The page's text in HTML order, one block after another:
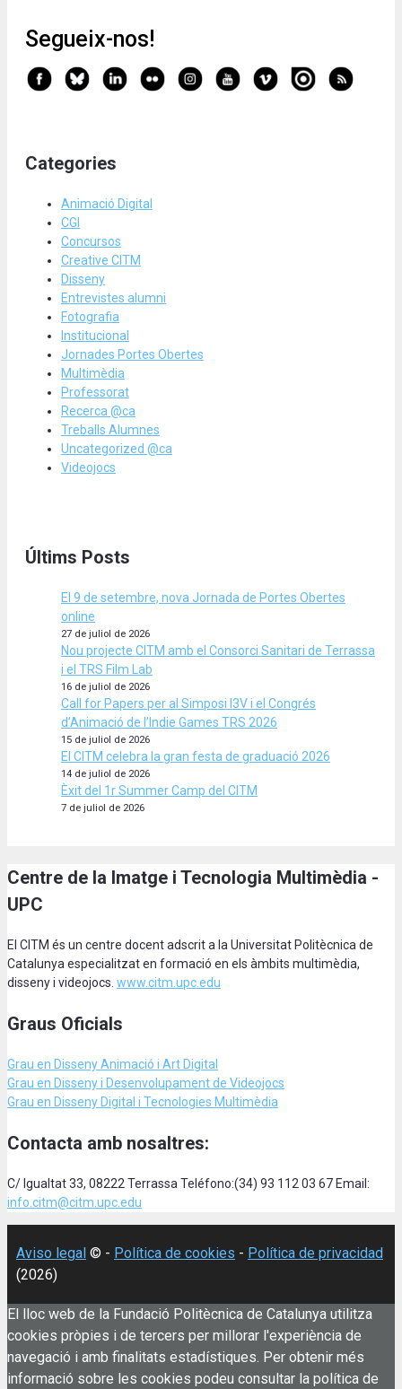
Segueix-nos!
Categories
Animació Digital
CGI
Concursos
Creative CITM
Disseny
Entrevistes alumni
Fotografia
Institucional
Jornades Portes Obertes
Multimèdia
Professorat
Recerca @ca
Treballs Alumnes
Uncategorized @ca
Videojocs
Últims Posts
El 9 de setembre, nova Jornada de Portes Obertes
online
27 de juliol de 2026
Nou projecte CITM amb el Consorci Sanitari de Terrassa
i el TRS Film Lab
16 de juliol de 2026
Call for Papers per al Simposi I3V i el Congrés
d’Animació de l’Indie Games TRS 2026
15 de juliol de 2026
El CITM celebra la gran festa de graduació 2026
14 de juliol de 2026
Èxit del 1r Summer Camp del CITM
7 de juliol de 2026
Centre de la Imatge i Tecnologia Multimèdia -
UPC
El CITM és un centre docent adscrit a la Universitat Politècnica de
Catalunya especialitzat en formació en els àmbits multimèdia,
disseny i videojocs. www.citm.upc.edu
Graus Oficials
Grau en Disseny Animació i Art Digital
Grau en Disseny i Desenvolupament de Videojocs
Grau en Disseny Digital i Tecnologies Multimèdia
Contacta amb nosaltres:
C/ Igualtat 33, 08222 Terrassa Teléfono:(34) 93 112 03 67 Email:
info.citm@citm.upc.edu
Aviso legal © - Política de cookies - Política de privacidad
(2026)
El lloc web de la Fundació Politècnica de Catalunya utilitza
cookies pròpies i de tercers per millorar l'experiència de
navegació i amb finalitats estadístiques. Per obtenir més
informació sobre les cookies podeu consultar la política de